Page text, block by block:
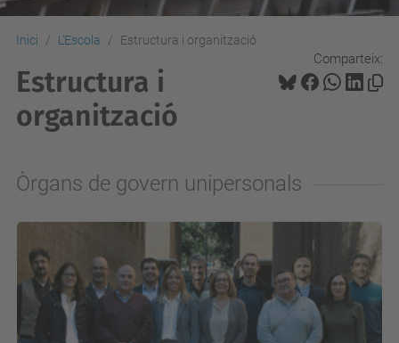
Inici L'Escola Estructura i organització
Comparteix:
Estructura i
organització
Òrgans de govern unipersonals